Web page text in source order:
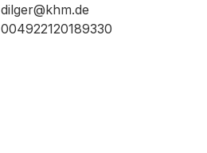
dilger@khm.de
004922120189330